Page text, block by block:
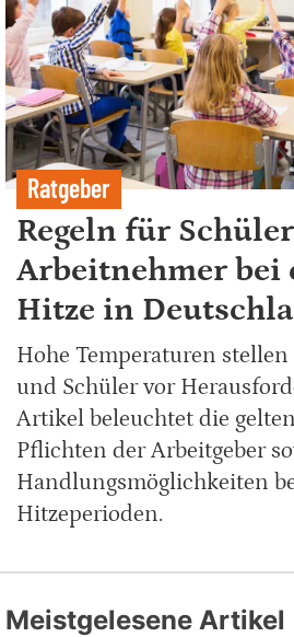
Ratgeber
Regeln für
Arbeitnehmer bei
Hitze in
Hohe Temperaturen
und Schüler vor
Artikel beleuchtet die
Pflichten der Arbeitgeber
Handlungsmöglichkeiten
Hitzeperioden.
Meistgelesene Artikel